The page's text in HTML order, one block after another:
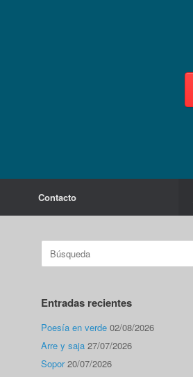
Contacto
Buscar:
Entradas recientes
Poesía en verde 02/08/2026
Arre y saja 27/07/2026
Sopor 20/07/2026